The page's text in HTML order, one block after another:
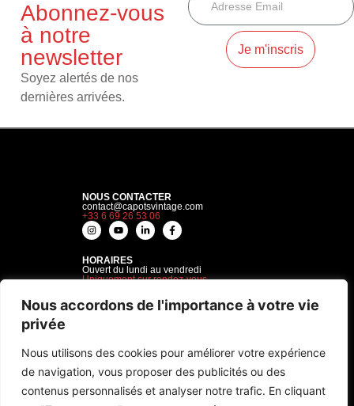
Nous accordons de l'importance à votre vie
privée
Nous utilisons des cookies pour améliorer votre expérience
de navigation, vous proposer des publicités ou des
contenus personnalisés et analyser notre trafic. En cliquant
Abonnez-vous
à notre
newsletter
Soyez alertés de nos
dernières arrivées.
Je m'inscris
NOUS CONTACTER
contact@capotsvintage.com
+33 6 69 26 53 06
HORAIRES
Ouvert du lundi au vendredi
Uniquement sur rendez-vous
CAPOTS VINTAGE
FAQ
Plan du site
Vendre
Gardiennage
Recherche sur mesure
Nos services complémentaire